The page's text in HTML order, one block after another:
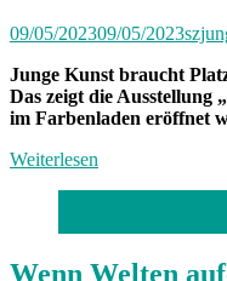
09/05/202309/05/2023
Junge Kunst braucht
Das zeigt die Ausstellung
im Farbenladen eröffnet
Weiterlesen
Wenn Welten